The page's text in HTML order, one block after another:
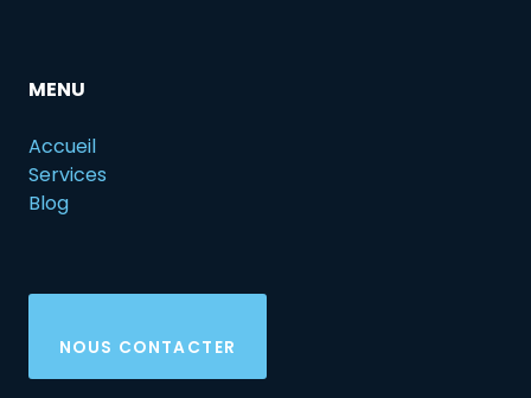
MENU
Accueil
Services
Blog
NOUS CONTACTER